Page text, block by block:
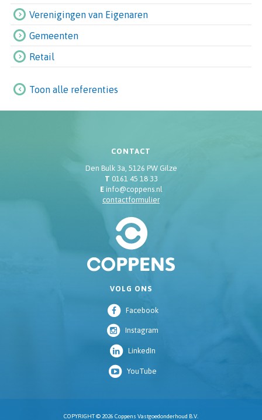
Verenigingen van Eigenaren
Gemeenten
Retail
Toon alle referenties
CONTACT
Den Bulk 3a, 5126 PW Gilze
T 0161 45 18 33
Einfo@coppens.nl
contactformulier
VOLG ONS
Facebook
Instagram
LinkedIn
YouTube
COPYRIGHT © 2026 Coppens Vastgoedonderhoud B.V.